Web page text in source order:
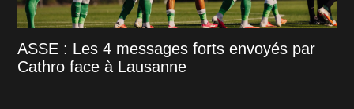
ASSE : Les 4 messages forts envoyés par
Cathro face à Lausanne